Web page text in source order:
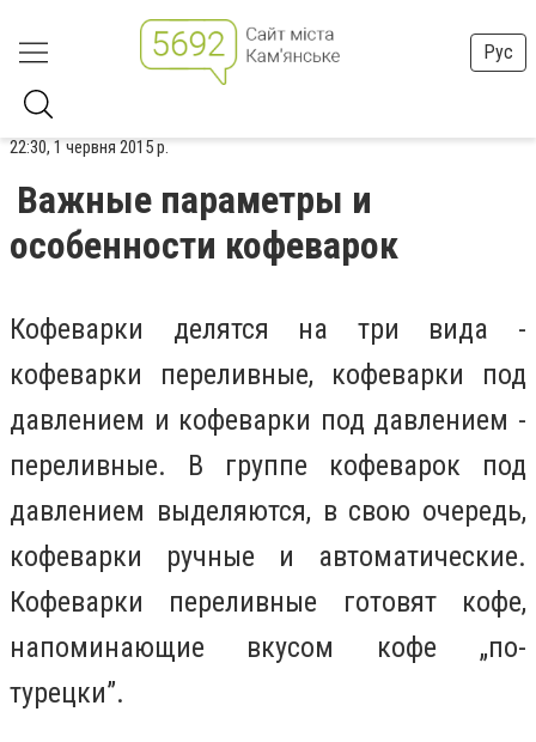
Рус
22:30, 1 червня 2015 р.
Важные параметры и
особенности кофеварок
Кофеварки делятся на три вида -
кофеварки переливные, кофеварки под
давлением и кофеварки под давлением -
переливные. В группе кофеварок под
давлением выделяются, в свою очередь,
кофеварки ручные и автоматические.
Кофеварки переливные готовят кофе,
напоминающие вкусом кофе „по-
турецки”.